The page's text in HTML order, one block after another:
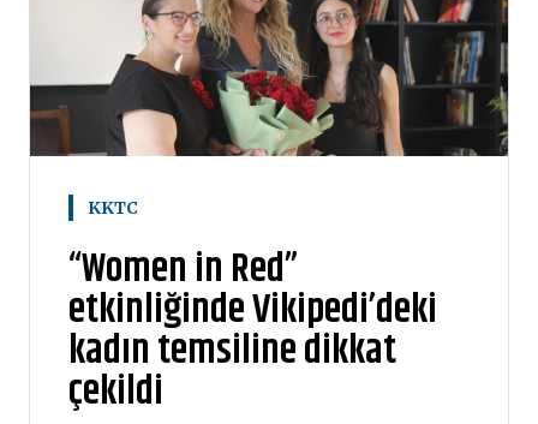
KKTC
“Women in Red”
etkinliğinde Vikipedi’deki
kadın temsiline dikkat
çekildi